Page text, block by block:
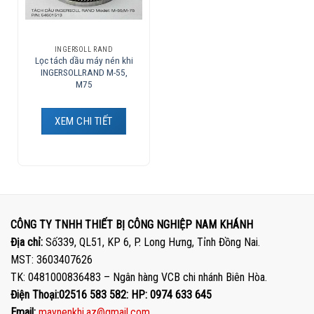
INGERSOLL RAND
Lọc tách dầu máy nén khi
INGERSOLLRAND M-55,
M75
XEM CHI TIẾT
CÔNG TY TNHH THIẾT BỊ CÔNG NGHIỆP NAM KHÁNH
Địa chỉ: Số339, QL51, KP 6, P. Long Hưng, Tỉnh Đồng Nai.
MST: 3603407626
TK: 0481000836483 – Ngân hàng VCB chi nhánh Biên Hòa.
Điện Thoại:02516 583 582: HP: 0974 633 645